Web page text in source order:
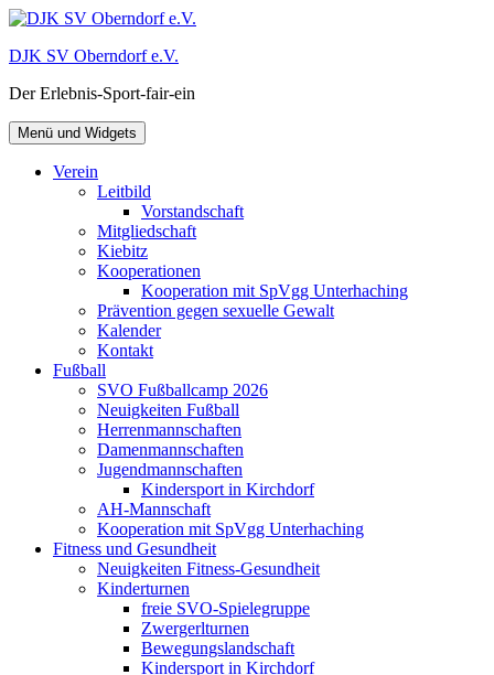
Zum
springen
DJK SV Oberndorf e.V.
Der Erlebnis-Sport-fair-ein
Menü und Widgets
Verein
Leitbild
Vorstandschaft
Mitgliedschaft
Kiebitz
Kooperationen
Kooperation mit SpVgg Unterhaching
Prävention gegen sexuelle Gewalt
Kalender
Kontakt
Fußball
SVO Fußballcamp 2026
Neuigkeiten Fußball
Herrenmannschaften
Damenmannschaften
Jugendmannschaften
Kindersport in Kirchdorf
AH-Mannschaft
Kooperation mit SpVgg Unterhaching
Fitness und Gesundheit
Neuigkeiten Fitness-Gesundheit
Kinderturnen
freie SVO-Spielegruppe
Zwergerlturnen
Bewegungslandschaft
Kindersport in Kirchdorf